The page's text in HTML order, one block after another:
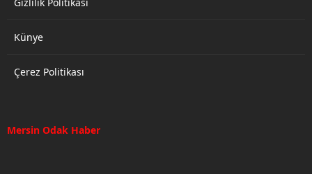
Künye
Çerez Politikası
Mersin Odak Haber